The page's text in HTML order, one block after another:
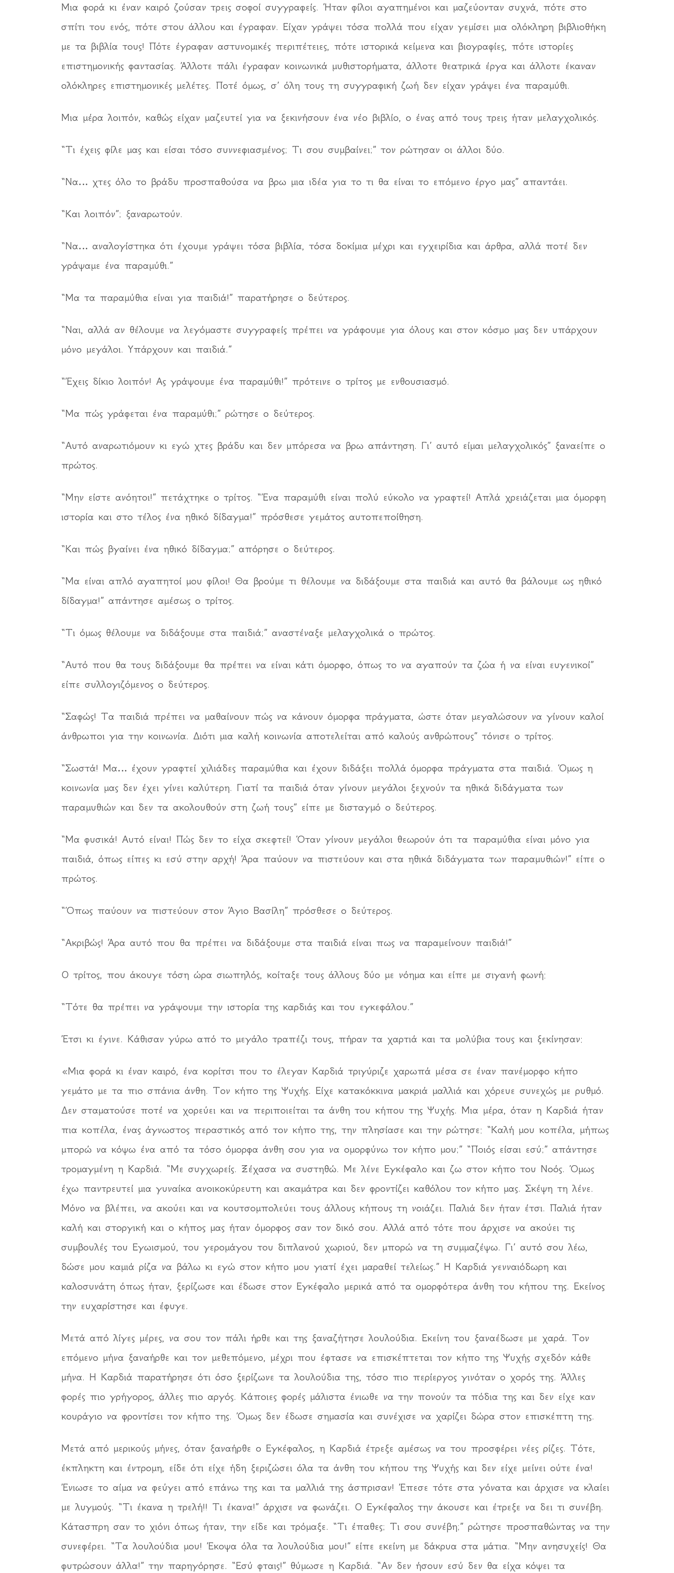
Μια φορά κι έναν καιρό ζούσαν τρεις σοφοί συγγραφείς. Ήταν φίλοι αγαπημένοι και μαζεύονταν συχνά, πότε στο
σπίτι του ενός, πότε στου άλλου και έγραφαν. Είχαν γράψει τόσα πολλά που είχαν γεμίσει μια ολόκληρη βιβλιοθήκη
με τα βιβλία τους! Πότε έγραφαν αστυνομικές περιπέτειες, πότε ιστορικά κείμενα και βιογραφίες, πότε ιστορίες
επιστημονικής φαντασίας. Άλλοτε πάλι έγραφαν κοινωνικά μυθιστορήματα, άλλοτε θεατρικά έργα και άλλοτε έκαναν
ολόκληρες επιστημονικές μελέτες. Ποτέ όμως, σ’ όλη τους τη συγγραφική ζωή δεν είχαν γράψει ένα παραμύθι.
Μια μέρα λοιπόν, καθώς είχαν μαζευτεί για να ξεκινήσουν ένα νέο βιβλίο, ο ένας από τους τρεις ήταν μελαγχολικός.
“Τι έχεις φίλε μας και είσαι τόσο συννεφιασμένος; Τι σου συμβαίνει;” τον ρώτησαν οι άλλοι δύο.
“Να… χτες όλο το βράδυ προσπαθούσα να βρω μια ιδέα για το τι θα είναι το επόμενο έργο μας” απαντάει.
“Και λοιπόν”; ξαναρωτούν.
“Να… αναλογίστηκα ότι έχουμε γράψει τόσα βιβλία, τόσα δοκίμια μέχρι και εγχειρίδια και άρθρα, αλλά ποτέ δεν
γράψαμε ένα παραμύθι.”
“Μα τα παραμύθια είναι για παιδιά!” παρατήρησε ο δεύτερος.
“Ναι, αλλά αν θέλουμε να λεγόμαστε συγγραφείς πρέπει να γράφουμε για όλους και στον κόσμο μας δεν υπάρχουν
μόνο μεγάλοι. Υπάρχουν και παιδιά.”
“Έχεις δίκιο λοιπόν! Ας γράψουμε ένα παραμύθι!” πρότεινε ο τρίτος με ενθουσιασμό.
“Μα πώς γράφεται ένα παραμύθι;” ρώτησε ο δεύτερος.
“Αυτό αναρωτιόμουν κι εγώ χτες βράδυ και δεν μπόρεσα να βρω απάντηση. Γι’ αυτό είμαι μελαγχολικός” ξαναείπε ο
πρώτος.
“Μην είστε ανόητοι!” πετάχτηκε ο τρίτος. “Ένα παραμύθι είναι πολύ εύκολο να γραφτεί! Απλά χρειάζεται μια όμορφη
ιστορία και στο τέλος ένα ηθικό δίδαγμα!” πρόσθεσε γεμάτος αυτοπεποίθηση.
“Και πώς βγαίνει ένα ηθικό δίδαγμα;” απόρησε ο δεύτερος.
“Μα είναι απλό αγαπητοί μου φίλοι! Θα βρούμε τι θέλουμε να διδάξουμε στα παιδιά και αυτό θα βάλουμε ως ηθικό
δίδαγμα!” απάντησε αμέσως ο τρίτος.
“Τι όμως θέλουμε να διδάξουμε στα παιδιά;” αναστέναξε μελαγχολικά ο πρώτος.
“Αυτό που θα τους διδάξουμε θα πρέπει να είναι κάτι όμορφο, όπως το να αγαπούν τα ζώα ή να είναι ευγενικοί”
είπε συλλογιζόμενος ο δεύτερος.
“Σαφώς! Τα παιδιά πρέπει να μαθαίνουν πώς να κάνουν όμορφα πράγματα, ώστε όταν μεγαλώσουν να γίνουν καλοί
άνθρωποι για την κοινωνία. Διότι μια καλή κοινωνία αποτελείται από καλούς ανθρώπους” τόνισε ο τρίτος.
“Σωστά! Μα… έχουν γραφτεί χιλιάδες παραμύθια και έχουν διδάξει πολλά όμορφα πράγματα στα παιδιά. Όμως η
κοινωνία μας δεν έχει γίνει καλύτερη. Γιατί τα παιδιά όταν γίνουν μεγάλοι ξεχνούν τα ηθικά διδάγματα των
παραμυθιών και δεν τα ακολουθούν στη ζωή τους” είπε με δισταγμό ο δεύτερος.
“Μα φυσικά! Αυτό είναι! Πώς δεν το είχα σκεφτεί! Όταν γίνουν μεγάλοι θεωρούν ότι τα παραμύθια είναι μόνο για
παιδιά, όπως είπες κι εσύ στην αρχή! Άρα παύουν να πιστεύουν και στα ηθικά διδάγματα των παραμυθιών!” είπε ο
πρώτος.
“Όπως παύουν να πιστεύουν στον Άγιο Βασίλη” πρόσθεσε ο δεύτερος.
“Ακριβώς! Άρα αυτό που θα πρέπει να διδάξουμε στα παιδιά είναι πως να παραμείνουν παιδιά!”
Ο τρίτος, που άκουγε τόση ώρα σιωπηλός, κοίταξε τους άλλους δύο με νόημα και είπε με σιγανή φωνή:
“Τότε θα πρέπει να γράψουμε την ιστορία της καρδιάς και του εγκεφάλου.”
Έτσι κι έγινε. Κάθισαν γύρω από το μεγάλο τραπέζι τους, πήραν τα χαρτιά και τα μολύβια τους και ξεκίνησαν:
«Μια φορά κι έναν καιρό, ένα κορίτσι που το έλεγαν Καρδιά τριγύριζε χαρωπά μέσα σε έναν πανέμορφο κήπο
γεμάτο με τα πιο σπάνια άνθη. Τον κήπο της Ψυχής. Είχε κατακόκκινα μακριά μαλλιά και χόρευε συνεχώς με ρυθμό.
Δεν σταματούσε ποτέ να χορεύει και να περιποιείται τα άνθη του κήπου της Ψυχής. Μια μέρα, όταν η Καρδιά ήταν
πια κοπέλα, ένας άγνωστος περαστικός από τον κήπο της, την πλησίασε και την ρώτησε: “Καλή μου κοπέλα, μήπως
μπορώ να κόψω ένα από τα τόσο όμορφα άνθη σου για να ομορφύνω τον κήπο μου;” “Ποιός είσαι εσύ;” απάντησε
τρομαγμένη η Καρδιά. “Με συγχωρείς. Ξέχασα να συστηθώ. Με λένε Εγκέφαλο και ζω στον κήπο του Νοός. Όμως
έχω παντρευτεί μια γυναίκα ανοικοκύρευτη και ακαμάτρα και δεν φροντίζει καθόλου τον κήπο μας. Σκέψη τη λένε.
Μόνο να βλέπει, να ακούει και να κουτσομπολεύει τους άλλους κήπους τη νοιάζει. Παλιά δεν ήταν έτσι. Παλιά ήταν
καλή και στοργική και ο κήπος μας ήταν όμορφος σαν τον δικό σου. Αλλά από τότε που άρχισε να ακούει τις
συμβουλές του Εγωισμού, του γερομάγου του διπλανού χωριού, δεν μπορώ να τη συμμαζέψω. Γι’ αυτό σου λέω,
δώσε μου καμιά ρίζα να βάλω κι εγώ στον κήπο μου γιατί έχει μαραθεί τελείως.” Η Καρδιά γενναιόδωρη και
καλοσυνάτη όπως ήταν, ξερίζωσε και έδωσε στον Εγκέφαλο μερικά από τα ομορφότερα άνθη του κήπου της. Εκείνος
την ευχαρίστησε και έφυγε.
Μετά από λίγες μέρες, να σου τον πάλι ήρθε και της ξαναζήτησε λουλούδια. Εκείνη του ξαναέδωσε με χαρά. Τον
επόμενο μήνα ξαναήρθε και τον μεθεπόμενο, μέχρι που έφτασε να επισκέπτεται τον κήπο της Ψυχής σχεδόν κάθε
μήνα. Η Καρδιά παρατήρησε ότι όσο ξερίζωνε τα λουλούδια της, τόσο πιο περίεργος γινόταν ο χορός της. Άλλες
φορές πιο γρήγορος, άλλες πιο αργός. Κάποιες φορές μάλιστα ένιωθε να την πονούν τα πόδια της και δεν είχε καν
κουράγιο να φροντίσει τον κήπο της. Όμως δεν έδωσε σημασία και συνέχισε να χαρίζει δώρα στον επισκέπτη της.
Μετά από μερικούς μήνες, όταν ξαναήρθε ο Εγκέφαλος, η Καρδιά έτρεξε αμέσως να του προσφέρει νέες ρίζες. Τότε,
έκπληκτη και έντρομη, είδε ότι είχε ήδη ξεριζώσει όλα τα άνθη του κήπου της Ψυχής και δεν είχε μείνει ούτε ένα!
Ένιωσε το αίμα να φεύγει από επάνω της και τα μαλλιά της άσπρισαν! Έπεσε τότε στα γόνατα και άρχισε να κλαίει
με λυγμούς. “Τι έκανα η τρελή!! Τι έκανα!” άρχισε να φωνάζει. Ο Εγκέφαλος την άκουσε και έτρεξε να δει τι συνέβη.
Κάτασπρη σαν το χιόνι όπως ήταν, την είδε και τρόμαξε. “Τι έπαθες; Τι σου συνέβη;” ρώτησε προσπαθώντας να την
συνεφέρει. “Τα λουλούδια μου! Έκοψα όλα τα λουλούδια μου!” είπε εκείνη με δάκρυα στα μάτια. “Μην ανησυχείς! Θα
φυτρώσουν άλλα!” την παρηγόρησε. “Εσύ φταις!” θύμωσε η Καρδιά. “Αν δεν ήσουν εσύ δεν θα είχα κόψει τα